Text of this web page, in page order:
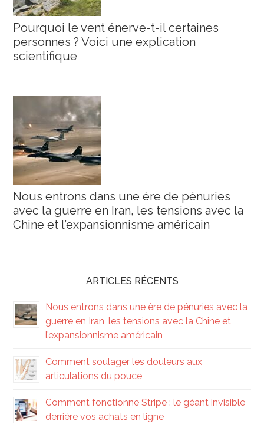
Pourquoi le vent énerve-t-il certaines
personnes ? Voici une explication
scientifique
Nous entrons dans une ère de pénuries
avec la guerre en Iran, les tensions avec la
Chine et l’expansionnisme américain
ARTICLES RÉCENTS
Nous entrons dans une ère de pénuries avec la
guerre en Iran, les tensions avec la Chine et
l’expansionnisme américain
Comment soulager les douleurs aux
articulations du pouce
Comment fonctionne Stripe : le géant invisible
derrière vos achats en ligne